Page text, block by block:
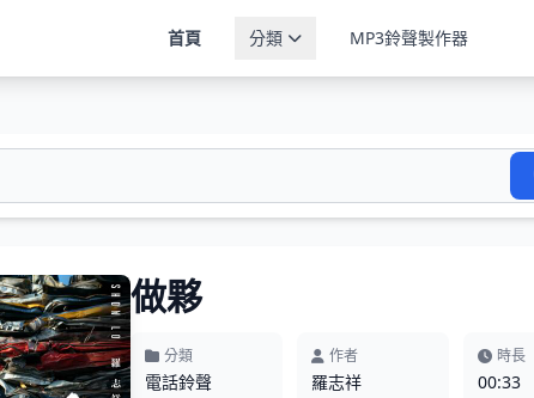
首頁 分類 MP3鈴聲製作器
做夥
分類
電話鈴聲
作者
羅志祥
時長
00:33